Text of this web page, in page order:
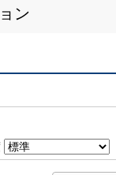
ン